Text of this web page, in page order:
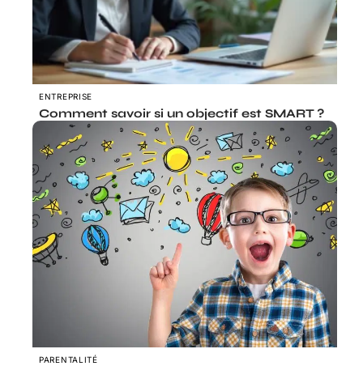
ENTREPRISE
Comment savoir si un objectif est SMART ?
PARENTALITÉ